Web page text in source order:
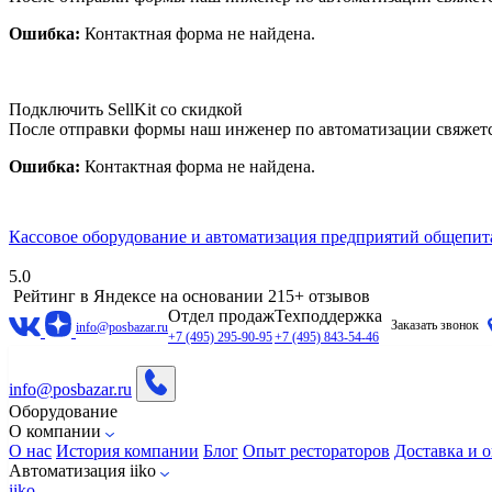
Ошибка: Контактная форма не найдена.
Подключить SellKit со скидкой
После отправки формы наш инженер по автоматизации
Ошибка: Контактная форма не найдена.
Кассовое оборудование и автоматизация предприятий
5.0
Рейтинг в Яндексе на основании 215+ отзывов
info@posbazar.ru
Отдел продаж
+7 (495) 295-90-95
Техподдержка
+7 (495) 843-54-46
Заказать звонок
info@posbazar.ru
Оборудование
О компании
О нас История компании Блог Опыт рестораторов Доставка и
Автоматизация iiko